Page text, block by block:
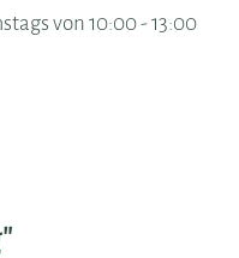
von 10:00 - 13:00